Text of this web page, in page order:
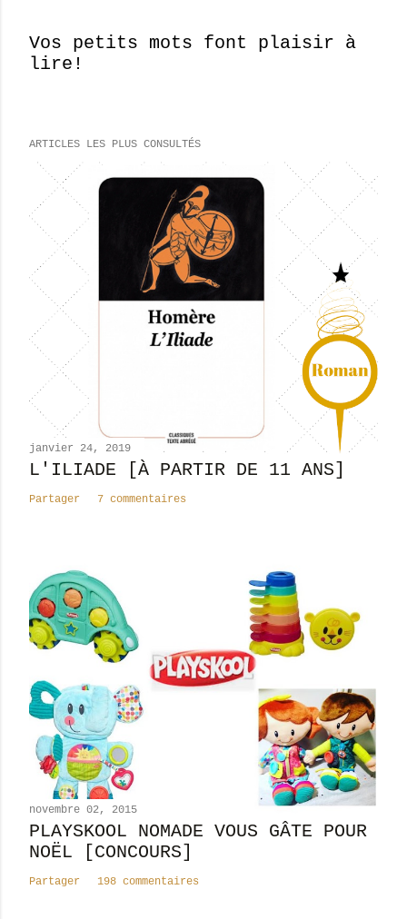
E
g
t
r
c
m
n
t
i
Vos petits mots font plaisir à
lire!
ARTICLES LES PLUS CONSULTÉS
janvier 24, 2019
L'ILIADE [À PARTIR DE 11 ANS]
Partager 7 commentaires
novembre 02, 2015
PLAYSKOOL NOMADE VOUS GÂTE POUR
NOËL [CONCOURS]
Partager 198 commentaires